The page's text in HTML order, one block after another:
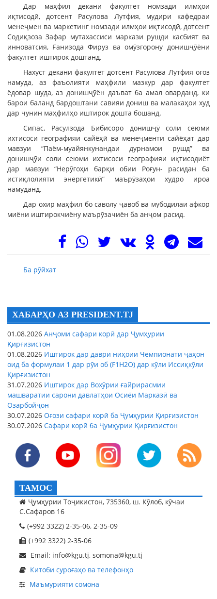
Дар маҳфил декани факултет номзади илмҳои
иқтисодӣ, дотсент Расулова Лутфия, мудири кафедраи
менеҷмен ва маркетинг номзади илмҳои иқтисодӣ, дотсент
Содиқзоза Зафар мутахассиси маркази рушди касбият ва
инноватсия, Ғанизода Фируз ва омӯзгорону донишҷӯёни
факултет иштирок доштанд.
Нахуст декани факултет дотсент Расулова Лутфия оғоз
намуда, аз фаъолияти маҳфили мазкур дар факултет
ёдовар шуда, аз донишҷӯён даъват ба амал оварданд, ки
барои баланд бардоштани савияи дониш ва малакаҳои худ
дар чунин маҳфилҳо иштирок дошта бошанд.
Сипас, Расулзода Бибисоро донишҷӯ соли сеюми
ихтисоси географияи сайёҳӣ ва менеҷменти сайёҳат дар
мавзуи “Паём-муайянкунандаи дурнамои рушд” ва
донишҷӯи соли сеюми ихтисоси географияи иқтисодиёт
дар мавзуи “Нерӯгоҳи барқи обии Роғун- расидан ба
истиқлолияти энергетикӣ” маърӯзаҳои худро ироа
намуданд.
Дар охир маҳфил бо саволу ҷавоб ва мубодилаи афкор
миёни иштирокчиёну маърӯзачиён ба анҷом расид.
Ба рӯйхат
ХАБАРҲО АЗ PRESIDENT.TJ
01.08.2026 Анҷоми сафари корӣ дар Ҷумҳурии
Қирғизистон
01.08.2026 Иштирок дар даври ниҳоии Чемпионати ҷаҳон
оид ба формулаи 1 дар рӯи об (F1H2O) дар кӯли Иссиқкӯли
Қирғизистон
31.07.2026 Иштирок дар Вохӯрии ғайрирасмии
машваратии сарони давлатҳои Осиёи Марказӣ ва
Озарбойҷон
30.07.2026 Оғози сафари корӣ ба Ҷумҳурии Қирғизистон
30.07.2026 Сафари корӣ ба Ҷумҳурии Қирғизистон
ТАМОС
Ҷумҳурии Тоҷикистон, 735360, ш. Кӯлоб, кӯчаи
С.Сафаров 16
(+992 3322) 2-35-06, 2-35-09
(+992 3322) 2-35-06
Email: info@kgu.tj, somona@kgu.tj
Китоби суроғаҳо ва телефонҳо
Маъмурияти сомона